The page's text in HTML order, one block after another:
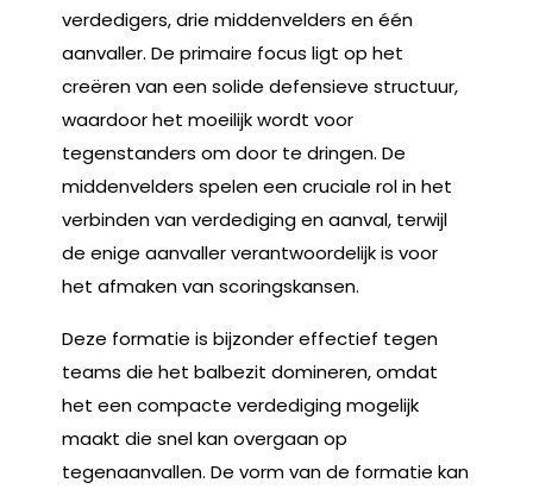
verdedigers, drie middenvelders en één
aanvaller. De primaire focus ligt op het
creëren van een solide defensieve structuur,
waardoor het moeilijk wordt voor
tegenstanders om door te dringen. De
middenvelders spelen een cruciale rol in het
verbinden van verdediging en aanval, terwijl
de enige aanvaller verantwoordelijk is voor
het afmaken van scoringskansen.
Deze formatie is bijzonder effectief tegen
teams die het balbezit domineren, omdat
het een compacte verdediging mogelijk
maakt die snel kan overgaan op
tegenaanvallen. De vorm van de formatie kan